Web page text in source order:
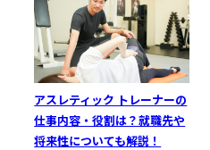
アスレティック トレーナーの
仕事内容・役割は？就職先や
将来性についても解説！